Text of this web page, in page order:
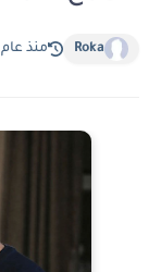
Roka منذ عام